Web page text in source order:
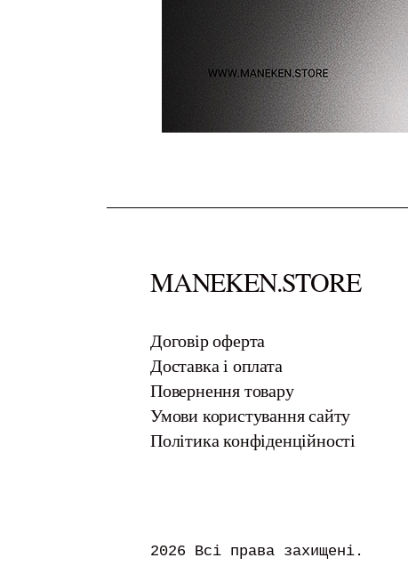
MANEKEN.STORE
​Договір оферта
Доставка і оплата
Повернення товару
Умови користування сайту
Політика конфіденційності
2026 Всі права захищені.